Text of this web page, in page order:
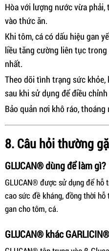
Hòa với lượng nước vừa phải,
vào thức ăn.
Khi tôm, cá có dấu hiệu gan
liều tăng cường liên tục
nhất.
Theo dõi tình trạng sức khỏe,
sau khi sử dụng để điều
Bảo quản nơi khô ráo,
8. Câu hỏi thường
GLUCAN® dùng để làm gì?
GLUCAN® được sử dụng để
cao sức đề kháng, đồng thời
gan cho tôm, cá.
GLUCAN® khác